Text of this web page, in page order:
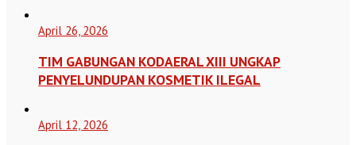
April 26, 2026
TIM GABUNGAN KODAERAL XIII UNGKAP
PENYELUNDUPAN KOSMETIK ILEGAL
April 12, 2026